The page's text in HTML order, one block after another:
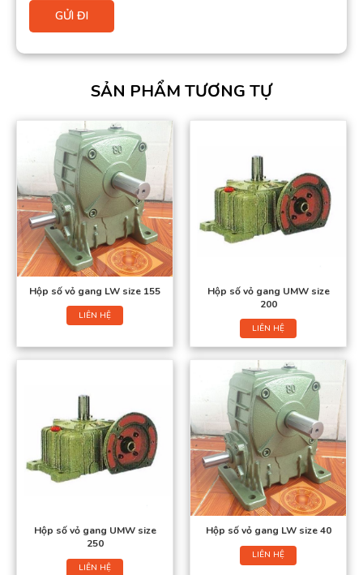
SẢN PHẨM TƯƠNG TỰ
Hộp số vỏ gang LW size 155
LIÊN HỆ
Hộp số vỏ gang UMW size
200
LIÊN HỆ
Hộp số vỏ gang UMW size
250
LIÊN HỆ
Hộp số vỏ gang LW size 40
LIÊN HỆ